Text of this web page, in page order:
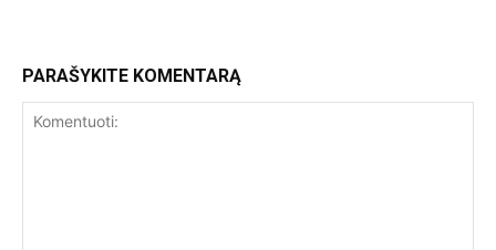
PARAŠYKITE KOMENTARĄ